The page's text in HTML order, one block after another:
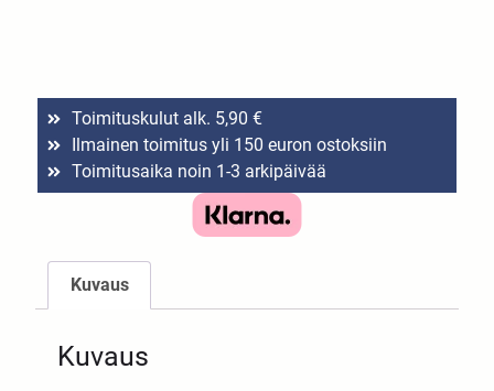
Toimituskulut alk. 5,90 €
Ilmainen toimitus yli 150 euron ostoksiin
Toimitusaika noin 1-3 arkipäivää
Kuvaus
Kuvaus